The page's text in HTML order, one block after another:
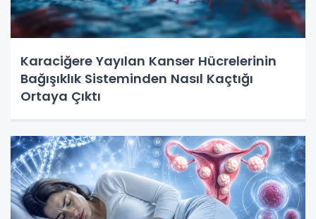
Karaciğere Yayılan Kanser Hücrelerinin
Bağışıklık Sisteminden Nasıl Kaçtığı
Ortaya Çıktı